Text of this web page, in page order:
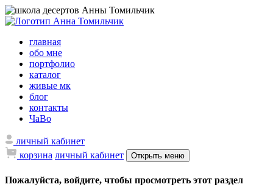
главная
обо мне
портфолио
каталог
живые мк
блог
контакты
ЧаВо
личный кабинет
корзина личный кабинет Открыть меню
Пожалуйста, войдите, чтобы просмотреть этот раздел